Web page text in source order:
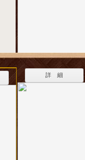
詳 細